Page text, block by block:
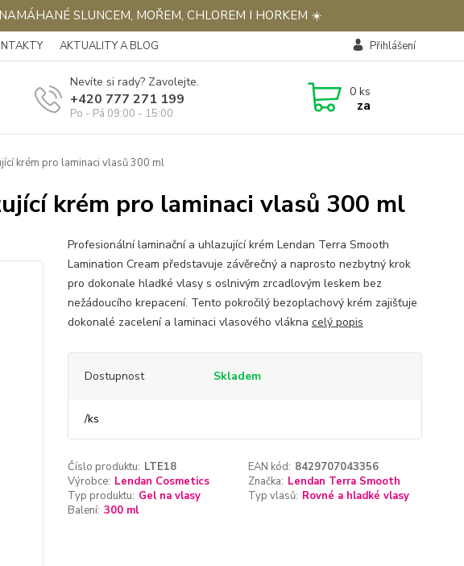
SLUNCEM, MOŘEM, CHLOREM I HORKEM ☀️
AKTUALITY A BLOG Přihlášení
Nevíte si rady? Zavolejte.
+420 777 271 199
Po - Pá 09:00 - 15:00
0 ks
za
krém pro laminaci vlasů 300 ml
krém pro laminaci vlasů 300 ml
Profesionální laminační a uhlazující krém Lendan Terra Smooth
Lamination Cream představuje závěrečný a naprosto nezbytný krok
pro dokonale hladké vlasy s oslnivým zrcadlovým leskem bez
nežádoucího krepacení. Tento pokročilý bezoplachový krém zajišťuje
dokonalé zacelení a laminaci vlasového vlákna celý popis
Dostupnost Skladem
/ks
Číslo produktu: LTE18 EAN kód: 8429707043356
Výrobce: Lendan Cosmetics Značka: Lendan Terra Smooth
Typ produktu: Gel na vlasy Typ vlasů: Rovné a hladké vlasy
Balení: 300 ml